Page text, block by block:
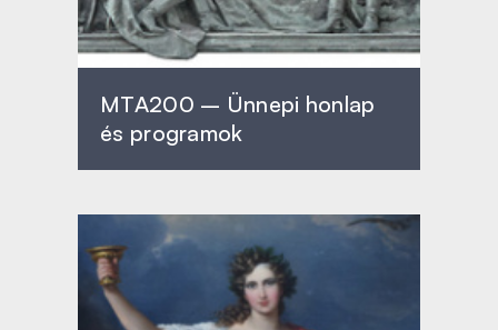
MTA200 – Ünnepi honlap
és programok